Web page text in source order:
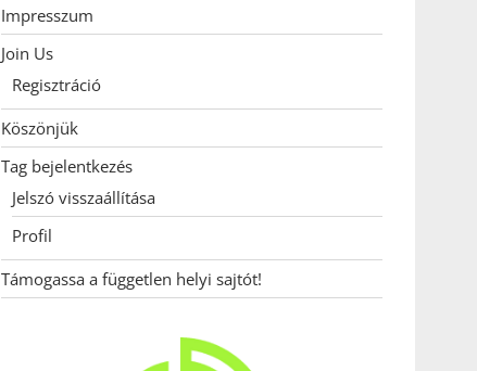
Impresszum
Join Us
Regisztráció
Köszönjük
Tag bejelentkezés
Jelszó visszaállítása
Profil
Támogassa a független helyi sajtót!